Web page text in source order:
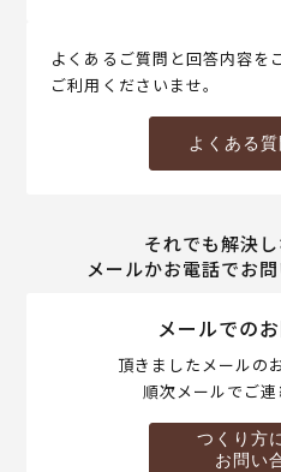
よくあるご質問と回答内容を
ご利用くださいませ。
よくある
それでも解決し
メールかお電話でお
メールでの
頂きましたメールの
順次メールでご連
つくり方
お問い